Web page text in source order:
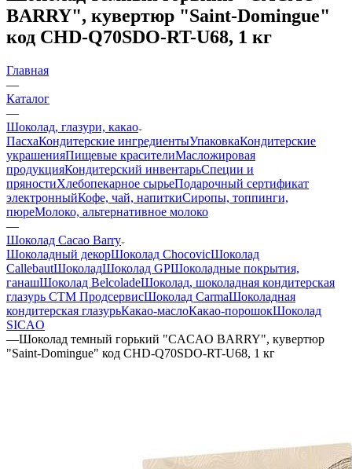
BARRY", кувертюр "Saint-Domingue"
код CHD-Q70SDO-RT-U68, 1 кг
Главная
—
Каталог
—
Шоколад, глазури, какао
ПасхаКондитерские ингредиентыУпаковкаКондитерские
украшенияПищевые красителиМасложировая
продукцияКондитерский инвентарьСпеции и
пряностиХлебопекарное сырьеПодарочный сертификат
электронныйКофе, чай, напиткиСиропы, топпинги,
пюреМолоко, альтернативное молоко
—
Шоколад Cacao Barry
Шоколадный декорШоколад ChocovicШоколад
CallebautШоколадШоколад GPШоколадные покрытия,
ганашШоколад BelcoladeШоколад, шоколадная кондитерская
глазурь СТМ ПродсервисШоколад CarmaШоколадная
кондитерская глазурьКакао-маслоКакао-порошокШоколад
SICAO
—Шоколад темный горький "CACAO BARRY", кувертюр
"Saint-Domingue" код CHD-Q70SDO-RT-U68, 1 кг